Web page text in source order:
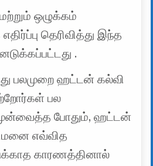
ஒழுக்கம்
தெரிவித்து இந்த
.
பலமுறை ஹட்டன் கல்வி
பல
போதும், ஹட்டன்
எவ்வித
காரணத்தினால்